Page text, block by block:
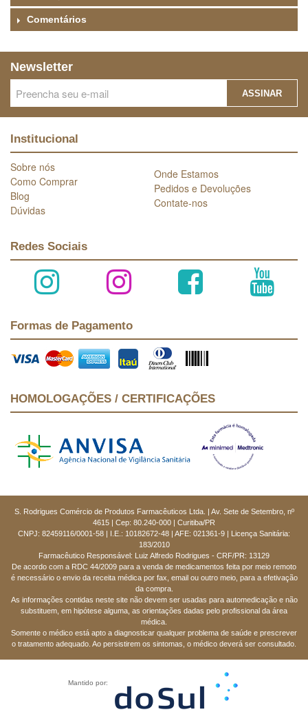
Comentários
Newsletter
ASSINAR
Institucional
Sobre nós
Como Comprar
Blog
Dúvidas
Onde Estamos
Pedidos e Devoluções
Contate-nos
Redes Sociais
Formas de Pagamento
HOMOLOGAÇÕES / CERTIFICAÇÕES
S. Rodrigues Comércio de Produtos Farmacêuticos Ltda. | Av. Sete de Setembro, nº
4615 | Cep: 80.240-000 | Curitiba/PR
CNPJ: 82459116/0001-58 | I.E.: 10182672-48 | AFE: 021361-9 | Licença Sanitária:
183/2010
Farmacêutico Responsável: Luiz Alfredo Rodrigues - CRF/PR: 13129
De acordo com a RDC 44/2009 para a venda de medicamentos feita por meio remoto
é necessário o envio da receita médica por fax, email ou outro meio, para a efetivação
da compra.
As informações contidas neste site não devem ser usadas para automedicação e não
substituem, em hipótese alguma, as orientações dadas pelo profissional da área
médica.
Somente o médico está apto a diagnosticar qualquer problema de saúde e prescrever
o tratamento adequado. Ao persistirem os sintomas, o médico deverá ser consultado.
Mantido por: